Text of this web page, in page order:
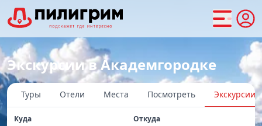
Экскурсии в Академгородке
Туры Отели Места Посмотреть Экскурсии
Куда Откуда